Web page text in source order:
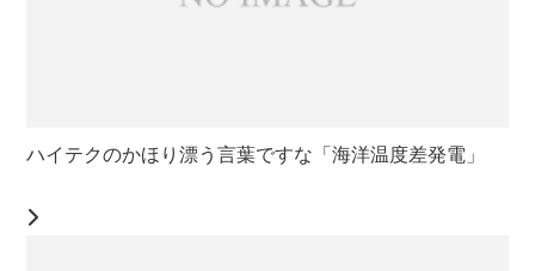
ハイテクのかほり漂う言葉ですな「海洋温度差発電」